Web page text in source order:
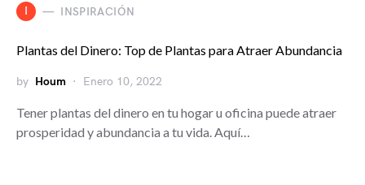
I INSPIRACIÓN
Plantas del Dinero: Top de Plantas para Atraer Abundancia
by Houm Enero 10, 2022
Tener plantas del dinero en tu hogar u oficina puede atraer
prosperidad y abundancia a tu vida. Aquí…